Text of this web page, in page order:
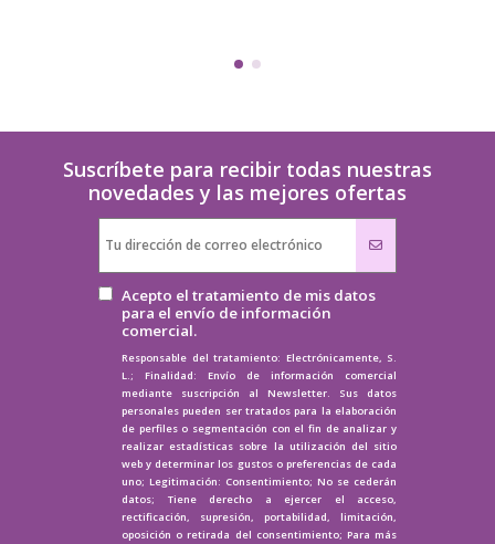
Suscríbete para recibir todas nuestras
novedades y las mejores ofertas
Acepto el tratamiento de mis datos
para el envío de información
comercial.
Responsable del tratamiento: Electrónicamente, S.
L.; Finalidad: Envío de información comercial
mediante suscripción al Newsletter. Sus datos
personales pueden ser tratados para la elaboración
de perfiles o segmentación con el fin de analizar y
realizar estadísticas sobre la utilización del sitio
web y determinar los gustos o preferencias de cada
uno; Legitimación: Consentimiento; No se cederán
datos; Tiene derecho a ejercer el acceso,
rectificación, supresión, portabilidad, limitación,
oposición o retirada del consentimiento; Para más